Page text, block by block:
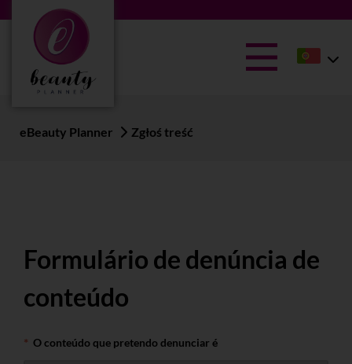
eBeauty Planner Zgłoś treść
Formulário de denúncia de
conteúdo
O conteúdo que pretendo denunciar é